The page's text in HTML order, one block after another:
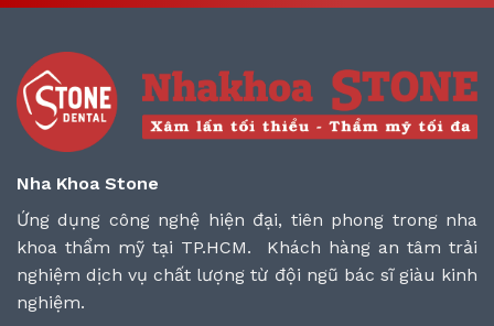
Nha Khoa Stone
Ứng dụng công nghệ hiện đại, tiên phong trong nha
khoa thẩm mỹ tại TP.HCM. Khách hàng an tâm trải
nghiệm dịch vụ chất lượng từ đội ngũ bác sĩ giàu kinh
nghiệm.